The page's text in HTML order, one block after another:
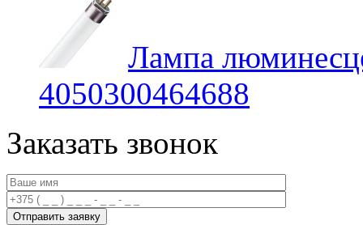
Лампа
4050300464688
Заказать звонок